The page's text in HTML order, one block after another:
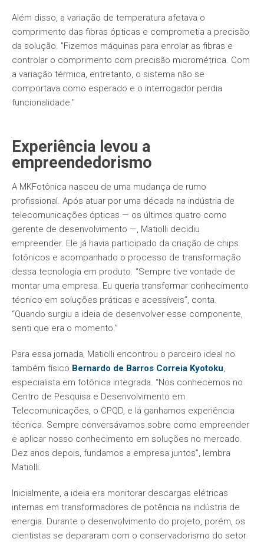
Além disso, a variação de temperatura afetava o
comprimento das fibras ópticas e comprometia a precisão
da solução. "Fizemos máquinas para enrolar as fibras e
controlar o comprimento com precisão micrométrica. Com
a variação térmica, entretanto, o sistema não se
comportava como esperado e o interrogador perdia
funcionalidade."
Experiência levou a
empreendedorismo
A MKFotônica nasceu de uma mudança de rumo
profissional. Após atuar por uma década na indústria de
telecomunicações ópticas — os últimos quatro como
gerente de desenvolvimento —, Matiolli decidiu
empreender. Ele já havia participado da criação de chips
fotônicos e acompanhado o processo de transformação
dessa tecnologia em produto. “Sempre tive vontade de
montar uma empresa. Eu queria transformar conhecimento
técnico em soluções práticas e acessíveis”, conta.
“Quando surgiu a ideia de desenvolver esse componente,
senti que era o momento.”
Para essa jornada, Matiolli encontrou o parceiro ideal no
também físico Bernardo de Barros Correia Kyotoku,
especialista em fotônica integrada. “Nos conhecemos no
Centro de Pesquisa e Desenvolvimento em
Telecomunicações, o CPQD, e lá ganhamos experiência
técnica. Sempre conversávamos sobre como empreender
e aplicar nosso conhecimento em soluções no mercado.
Dez anos depois, fundamos a empresa juntos”, lembra
Matiolli.
Inicialmente, a ideia era monitorar descargas elétricas
internas em transformadores de potência na indústria de
energia. Durante o desenvolvimento do projeto, porém, os
cientistas se depararam com o conservadorismo do setor.